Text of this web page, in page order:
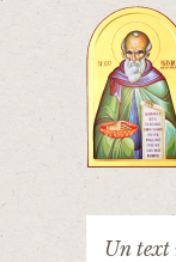
Mergi la
Un text